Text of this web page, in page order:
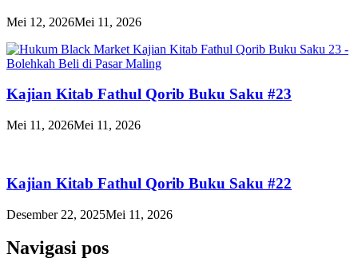
Mei 12, 2026Mei 11, 2026
Kajian Kitab Fathul Qorib Buku Saku #23
Mei 11, 2026Mei 11, 2026
Kajian Kitab Fathul Qorib Buku Saku #22
Desember 22, 2025Mei 11, 2026
Navigasi pos